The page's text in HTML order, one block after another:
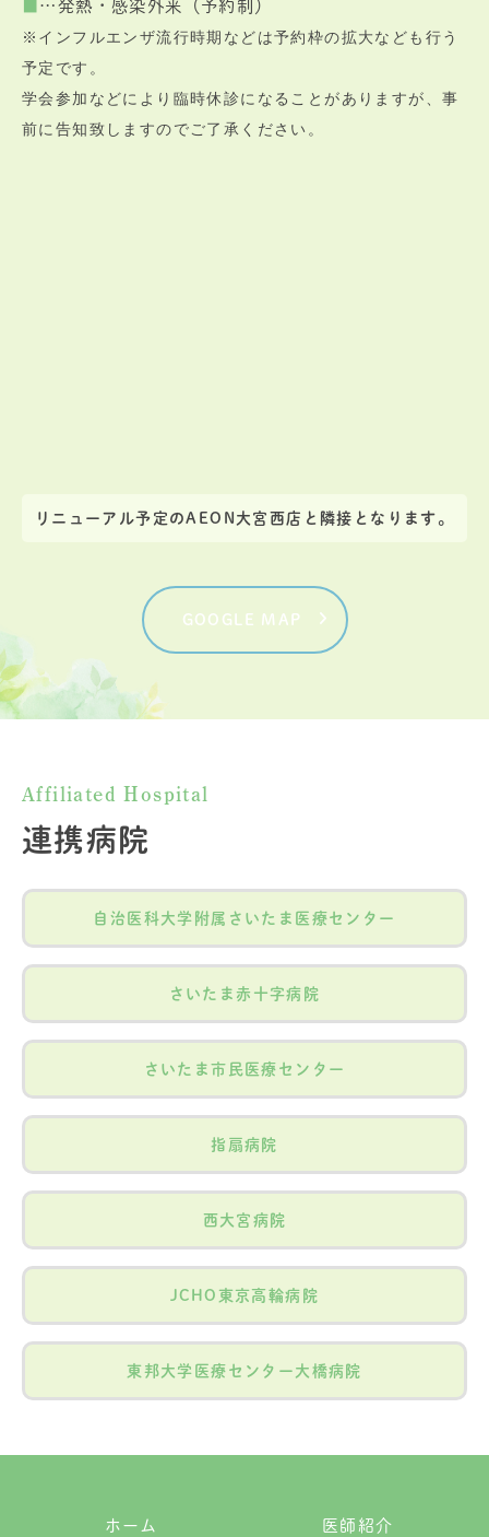
…発熱・感染外来（予約制）
※インフルエンザ流行時期などは予約枠の拡大なども行う
予定です。
学会参加などにより臨時休診になることがありますが、事
前に告知致しますのでご了承ください。
リニューアル予定のAEON大宮西店と隣接となります。
GOOGLE MAP
Affiliated Hospital
連携病院
自治医科大学附属さいたま医療センター
さいたま赤十字病院
さいたま市民医療センター
指扇病院
西大宮病院
JCHO東京高輪病院
東邦大学医療センター大橋病院
ホーム 医師紹介